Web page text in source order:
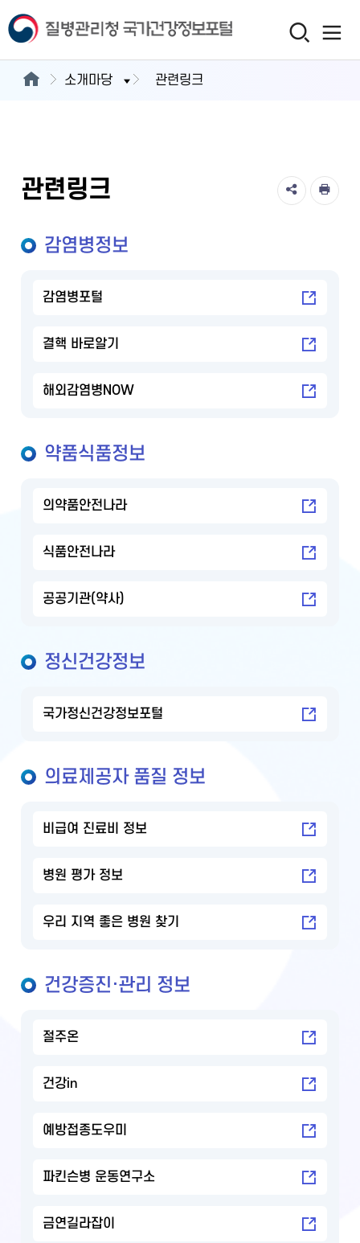
소개마당 관련링크
관련링크
감염병정보
감염병포털
결핵 바로알기
해외감염병NOW
약품식품정보
의약품안전나라
식품안전나라
공공기관(약사)
정신건강정보
국가정신건강정보포털
의료제공자 품질 정보
비급여 진료비 정보
병원 평가 정보
우리 지역 좋은 병원 찾기
건강증진·관리 정보
절주온
건강in
예방접종도우미
파킨슨병 운동연구소
금연길라잡이